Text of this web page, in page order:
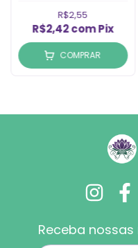
R$2,55
R$2,42comPix
COMPRAR
Receba